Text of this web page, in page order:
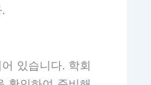
있습니다. 학회